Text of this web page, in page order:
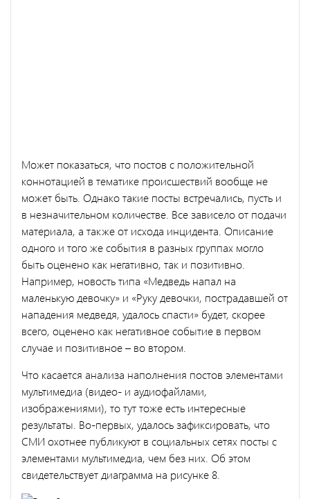
Может показаться, что постов с положительной
коннотацией в тематике происшествий вообще не
может быть. Однако такие посты встречались, пусть и
в незначительном количестве. Все зависело от подачи
материала, а также от исхода инцидента. Описание
одного и того же события в разных группах могло
быть оценено как негативно, так и позитивно.
Например, новость типа «Медведь напал на
маленькую девочку» и «Руку девочки, пострадавшей от
нападения медведя, удалось спасти» будет, скорее
всего, оценено как негативное событие в первом
случае и позитивное – во втором.
Что касается анализа наполнения постов элементами
мультимедиа (видео- и аудиофайлами,
изображениями), то тут тоже есть интересные
результаты. Во-первых, удалось зафиксировать, что
СМИ охотнее публикуют в социальных сетях посты с
элементами мультимедиа, чем без них. Об этом
свидетельствует диаграмма на рисунке 8.